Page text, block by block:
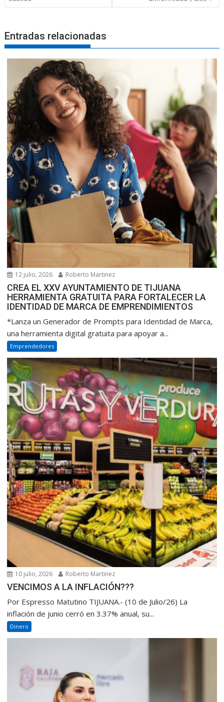
Entradas relacionadas
12 julio, 2026 Roberto Martinez
CREA EL XXV AYUNTAMIENTO DE TIJUANA
HERRAMIENTA GRATUITA PARA FORTALECER LA
IDENTIDAD DE MARCA DE EMPRENDIMIENTOS
*Lanza un Generador de Prompts para Identidad de Marca,
una herramienta digital gratuita para apoyar a...
Emprendedores
10 julio, 2026 Roberto Martinez
VENCIMOS A LA INFLACIÓN???
Por Espresso Matutino TIJUANA.- (10 de Julio/26) La
inflación de junio cerró en 3.37% anual, su...
Dinero